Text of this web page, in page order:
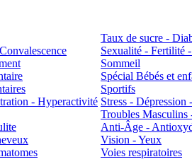
- Hyperactivité
Taux de sucre -
Sexualité - Fertilité
Sommeil
Spécial Bébés et
Sportifs
Stress - Dépression
Troubles Masculins
Anti-Âge -
Vision - Yeux
Voies respiratoires